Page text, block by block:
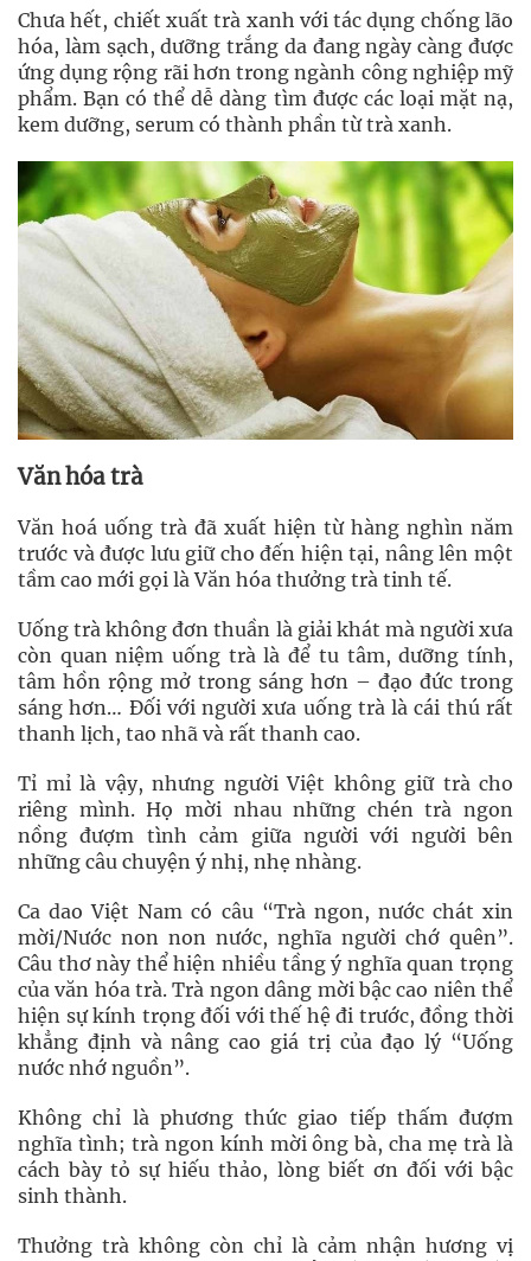
Chưa hết, chiết xuất trà xanh với tác dụng chống lão
hóa, làm sạch, dưỡng trắng da đang ngày càng được
ứng dụng rộng rãi hơn trong ngành công nghiệp mỹ
phẩm. Bạn có thể dễ dàng tìm được các loại mặt nạ,
kem dưỡng, serum có thành phần từ trà xanh.
Văn hóa trà
Văn hoá uống trà đã xuất hiện từ hàng nghìn năm
trước và được lưu giữ cho đến hiện tại, nâng lên một
tầm cao mới gọi là Văn hóa thưởng trà tinh tế.
Uống trà không đơn thuần là giải khát mà người xưa
còn quan niệm uống trà là để tu tâm, dưỡng tính,
tâm hồn rộng mở trong sáng hơn – đạo đức trong
sáng hơn… Đối với người xưa uống trà là cái thú rất
thanh lịch, tao nhã và rất thanh cao.
Tỉ mỉ là vậy, nhưng người Việt không giữ trà cho
riêng mình. Họ mời nhau những chén trà ngon
nồng đượm tình cảm giữa người với người bên
những câu chuyện ý nhị, nhẹ nhàng.
Ca dao Việt Nam có câu “Trà ngon, nước chát xin
mời/Nước non non nước, nghĩa người chớ quên”.
Câu thơ này thể hiện nhiều tầng ý nghĩa quan trọng
của văn hóa trà. Trà ngon dâng mời bậc cao niên thể
hiện sự kính trọng đối với thế hệ đi trước, đồng thời
khẳng định và nâng cao giá trị của đạo lý “Uống
nước nhớ nguồn”.
Không chỉ là phương thức giao tiếp thấm đượm
nghĩa tình; trà ngon kính mời ông bà, cha mẹ trà là
cách bày tỏ sự hiếu thảo, lòng biết ơn đối với bậc
sinh thành.
Thưởng trà không còn chỉ là cảm nhận hương vị